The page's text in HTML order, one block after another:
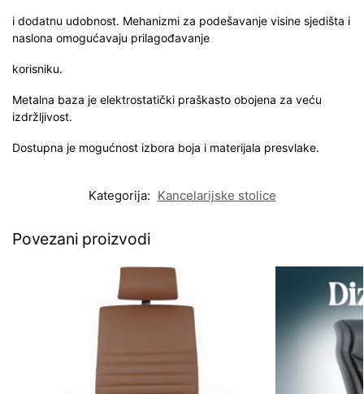
i dodatnu udobnost. Mehanizmi za podešavanje visine sjedišta i
naslona omogućavaju prilagođavanje
korisniku.
Metalna baza je elektrostatički praškasto obojena za veću
izdržljivost.
Dostupna je mogućnost izbora boja i materijala presvlake.
Kategorija: Kancelarijske stolice
Povezani proizvodi